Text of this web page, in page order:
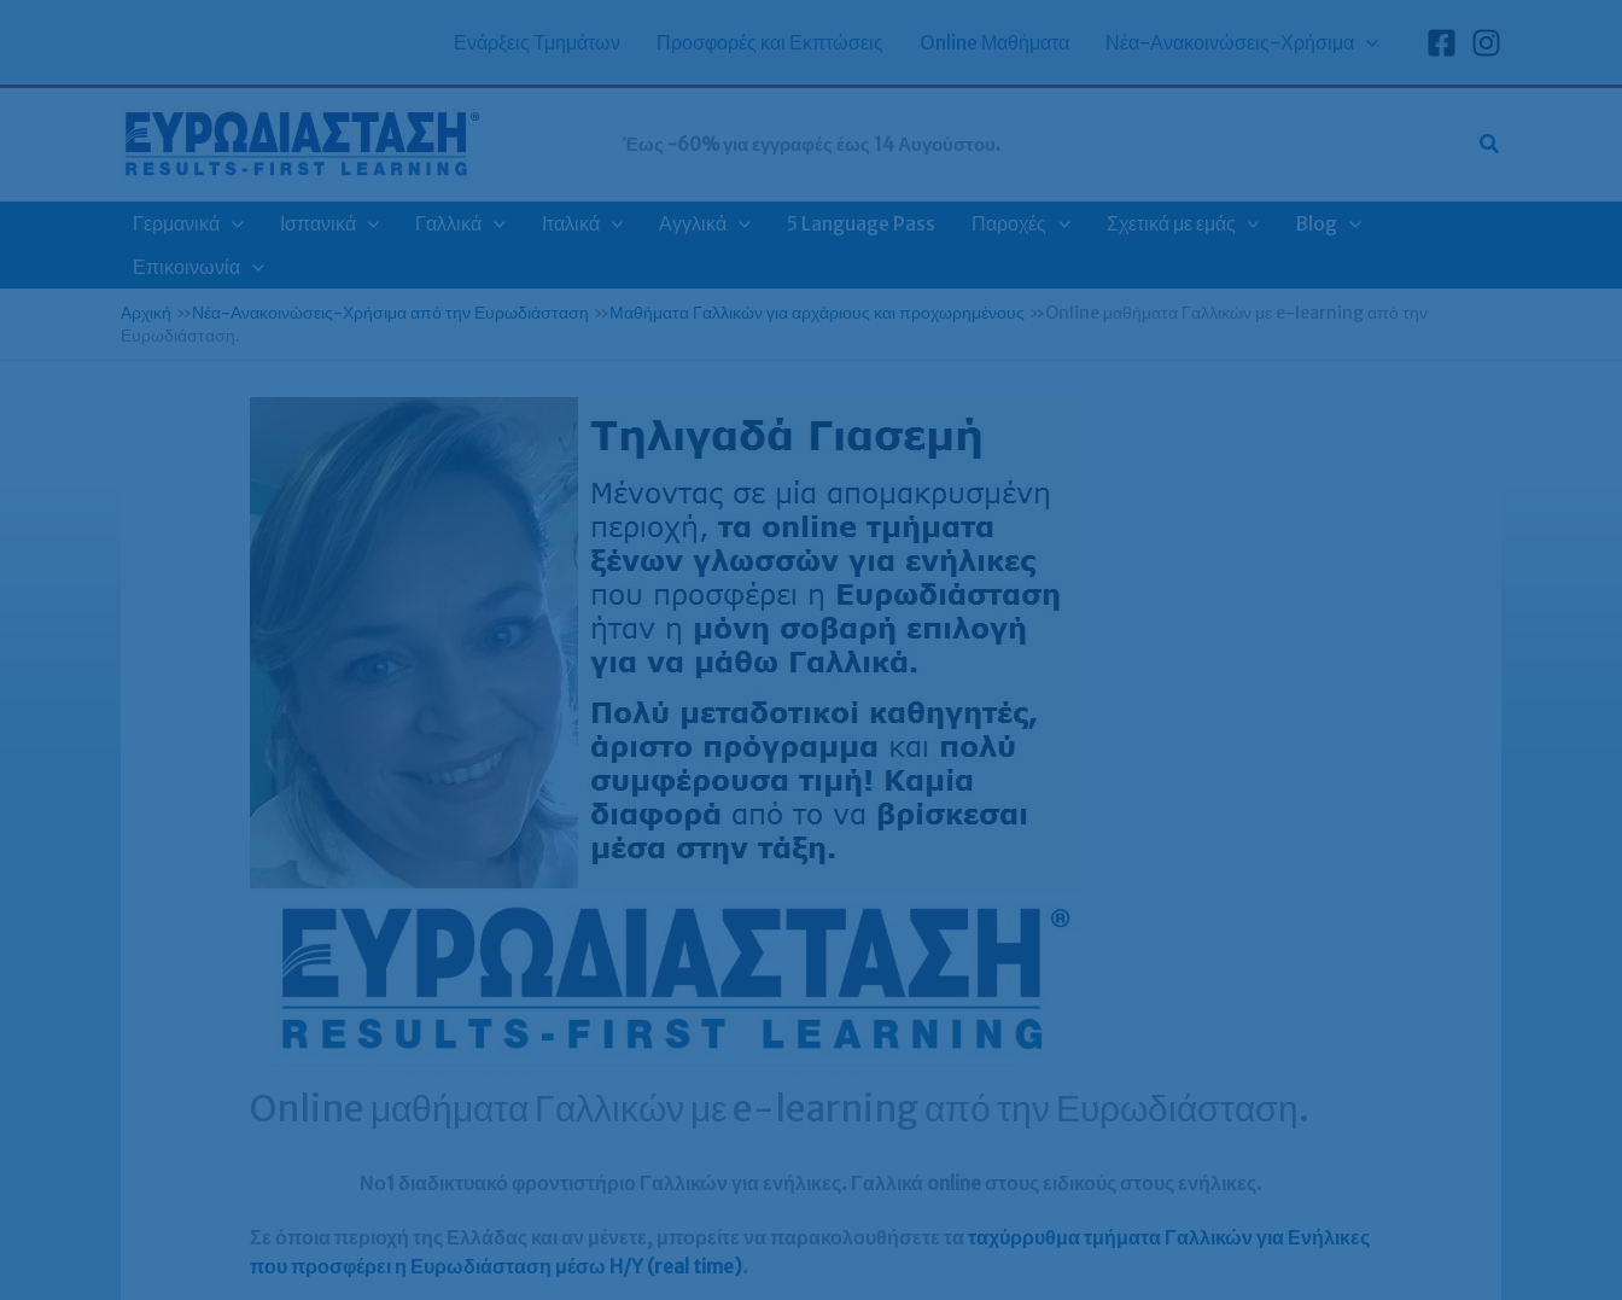
Ενάρξεις Τμημάτων Προσφορές και Εκπτώσεις Online Μαθήματα Νέα-Ανακοινώσεις-Χρήσιμα
Έως -60% για εγγραφές έως 14 Αυγούστου.
Γερμανικά Ισπανικά Γαλλικά Ιταλικά Αγγλικά 5 Language Pass Παροχές Σχετικά με εμάς
Blog
Επικοινωνία
Αρχική »Νέα-Ανακοινώσεις-Χρήσιμα από την Ευρωδιάσταση »Μαθήματα Γαλλικών για αρχάριους και προχωρημένους »Online μαθήματα Γαλλικών με e-learning από την
Ευρωδιάσταση.
Online μαθήματα Γαλλικών με e-learning από την Ευρωδιάσταση.
Νο1 διαδικτυακό φροντιστήριο Γαλλικών για ενήλικες. Γαλλικά online στους ειδικούς στους ενήλικες.
Σε όποια περιοχή της Ελλάδας και αν μένετε, μπορείτε να παρακολουθήσετε τα ταχύρρυθμα τμήματα Γαλλικών για Ενήλικες
που προσφέρει η Ευρωδιάσταση μέσω H/Y (real time).